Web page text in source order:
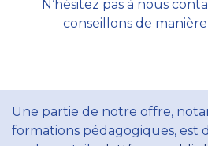
N’hésitez pas à nous
conseillons de
Une partie de notre offre,
formations pédagogiques, est